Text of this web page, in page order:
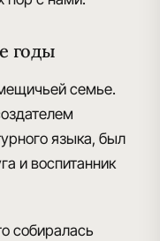
годы
семье.
языка, был
и воспитанник
собиралась